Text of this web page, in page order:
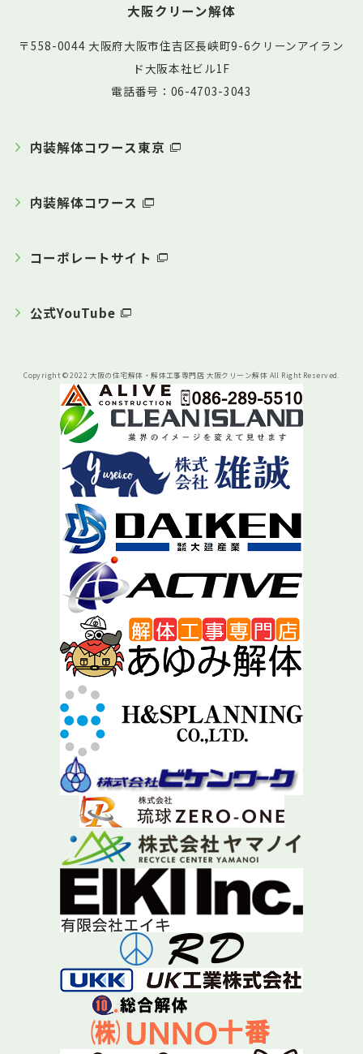
大阪クリーン解体
〒558-0044 大阪府大阪市住吉区長峡町9-6クリーンアイラン
ド大阪本社ビル1F
電話番号：06-4703-3043
内装解体コワース東京
内装解体コワース
コーポレートサイト
公式YouTube
Copyright © 2022 大阪の住宅解体・解体工事専門店 大阪クリーン解体 All Right Reserved.